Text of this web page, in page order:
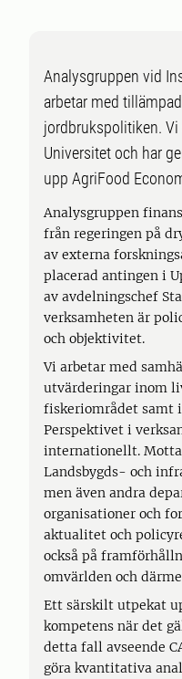
Analysgruppen vid
arbetar med
jordbrukspolitiken. Vi
Universitet och har
upp AgriFood
Analysgruppen
från regeringen på
av externa
placerad antingen i
av avdelningschef
verksamheten är
och objektivitet.
Vi arbetar med
utvärderingar inom
fiskeriområdet samt
Perspektivet i
internationellt.
Landsbygds- och
men även andra
organisationer och
aktualitet och
också på
omvärlden och
Ett särskilt utpekat
kompetens när det
detta fall avseende
göra kvantitativa